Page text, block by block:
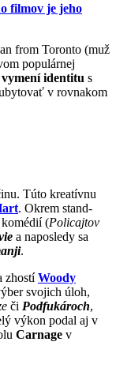
filmov je jeho
from Toronto (muž
populárnej
vymení identitu s
v rovnakom
Túto kreatívnu
. Okrem stand-
(Policajtov
a naposledy sa
.
zhostíWoody
svojich úloh,
či Podfukároch,
výkon podal aj v
Carnage v